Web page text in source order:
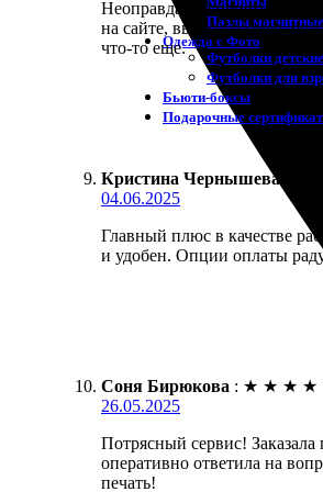
Пазлы магнитные
Одежда с Фото
Футболки детские
Футболки для
Бьюти-боксы
Подарочные
Неоправданно приятно было
на сайте, выбрал размер,
что-то еще.
Кристина Чернышева
04.06.2025
Главный плюс в качестве
и удобен. Опции оплаты
Соня Бирюкова : ★ ★ ★ ★
26.05.2025
Потрясный сервис!
оперативно ответила на
печать!